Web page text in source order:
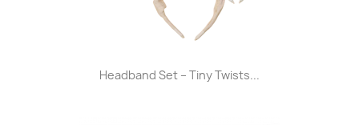
Headband Set – Tiny Twists...